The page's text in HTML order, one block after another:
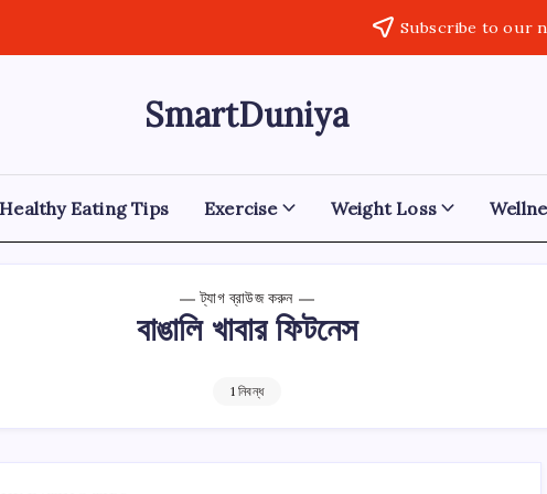
Subscribe to our
SmartDuniya
Be
Happy
Life
with
health
tips.
Healthy Eating Tips Exercise Weight Loss
ট্যাগ ব্রাউজ করুন
বাঙালি খাবার ফিটনেস
1 নিবন্ধ